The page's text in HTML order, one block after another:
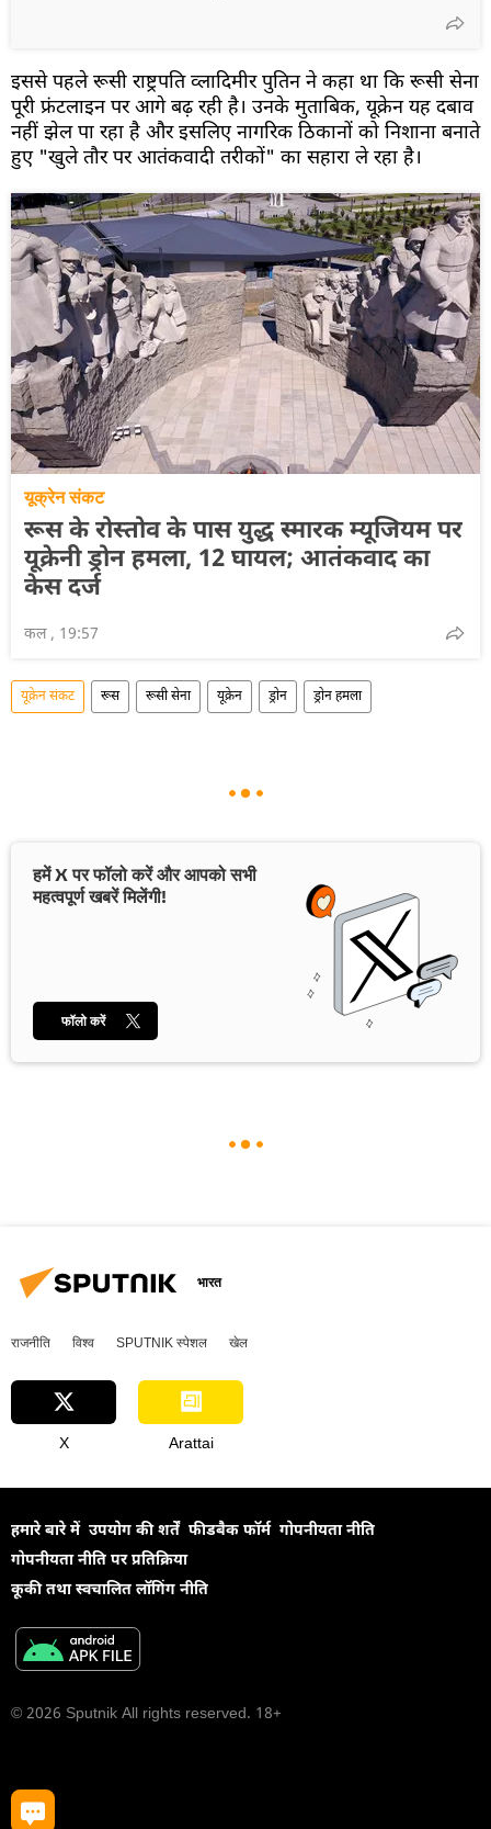
इससे पहले रूसी राष्ट्रपति व्लादिमीर पुतिन ने कहा था कि रूसी सेना
पूरी फ्रंटलाइन पर आगे बढ़ रही है। उनके मुताबिक, यूक्रेन यह दबाव
नहीं झेल पा रहा है और इसलिए नागरिक ठिकानों को निशाना बनाते
हुए "खुले तौर पर आतंकवादी तरीकों" का सहारा ले रहा है।
यूक्रेन संकट
रूस के रोस्तोव के पास युद्ध स्मारक म्यूजियम पर
यूक्रेनी ड्रोन हमला, 12 घायल; आतंकवाद का
केस दर्ज
कल , 19:57
यूक्रेन संकट रूस रूसी सेना यूक्रेन ड्रोन ड्रोन हमला
हमें X पर फॉलो करें और आपको सभी
महत्वपूर्ण खबरें मिलेंगी!
फॉलो करें
भारत
राजनीति विश्व SPUTNIK स्पेशल खेल
X Arattai
हमारे बारे में उपयोग की शर्तें फीडबैक फॉर्म गोपनीयता नीति
गोपनीयता नीति पर प्रतिक्रिया
कूकी तथा स्वचालित लॉगिंग नीति
© 2026 Sputnik All rights reserved. 18+